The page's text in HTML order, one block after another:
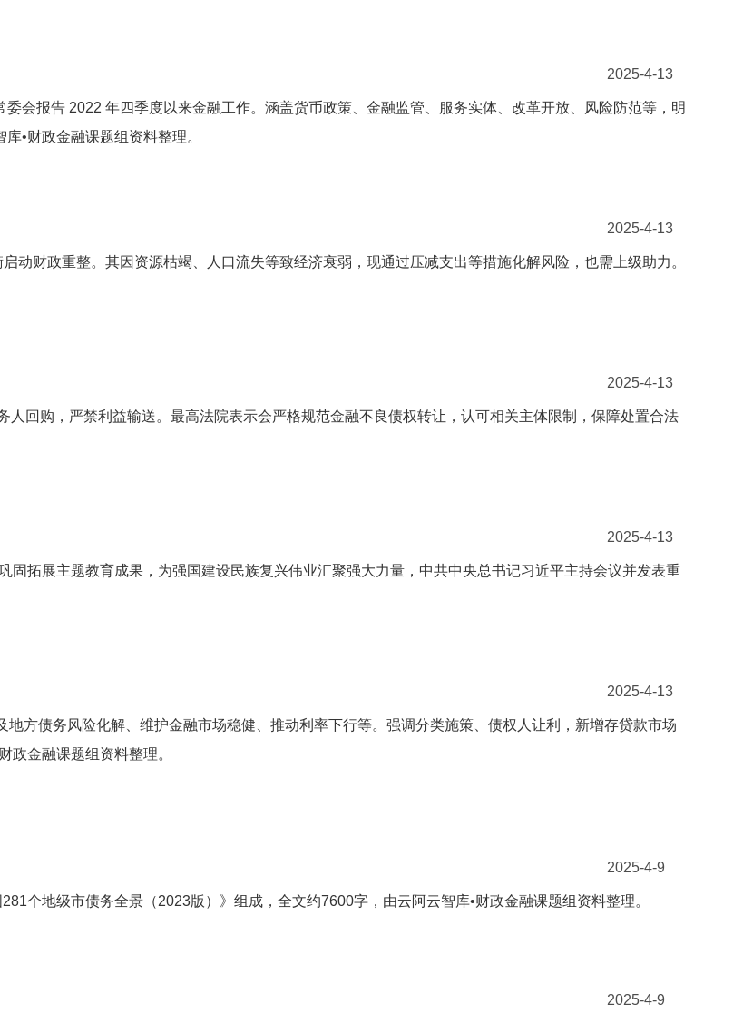
2025-4-13
会报告 2022 年四季度以来金融工作。涵盖货币政策、金融监管、服务实体、改革开放、风险防范等，明
•财政金融课题组资料整理。
2025-4-13
动财政重整。其因资源枯竭、人口流失等致经济衰弱，现通过压减支出等措施化解风险，也需上级助力。
2025-4-13
回购，严禁利益输送。最高法院表示会严格规范金融不良债权转让，认可相关主体限制，保障处置合法
2025-4-13
拓展主题教育成果，为强国建设民族复兴伟业汇聚强大力量，中共中央总书记习近平主持会议并发表重
2025-4-13
方债务风险化解、维护金融市场稳健、推动利率下行等。强调分类施策、债权人让利，新增存贷款市场
政金融课题组资料整理。
2025-4-9
个地级市债务全景（2023版）》组成，全文约7600字，由云阿云智库•财政金融课题组资料整理。
2025-4-9